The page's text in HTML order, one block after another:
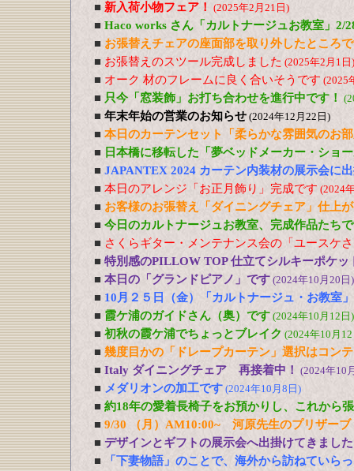
■ 新入荷小物フェア！ (2025年2月21日)
■ Haco works さん「カルトナージュお教室」2/
■ お張替えチェアの座面部を取り外したところ
■ お張替えのスツール完成しました (2025年2月1日)
■ オーク 材のフレームに良く合いそうです (2025
■ 只今「窓装飾」お打ち合わせを進行中です！
■ 年末年始の営業のお知らせ (2024年12月22日)
■ 本日のカーテンセット「柔らかな雰囲気のお
■ 日本橋に移転した「夢ベッドメーカー・ショ
■ JAPANTEX 2024 カーテン内装材の展示会に
■ 本日のアレンジ「お正月飾り」完成です (2024
■ お客様のお張替え「ダイニングチェア」仕上
■ 今日のカルトナージュお教室、完成作品たち
■ さくらギター・メンテナンス会の「ユースケ
■ 特別感のPILLOW TOP 仕立てシルキーポケッ
■ 本日の「グランドピアノ」です (2024年10月20日)
■ 10月２５日（金）「カルトナージュ・お教室
■ 霞ケ浦のガイドさん（奥）です (2024年10月12日)
■ 初秋の霞ケ浦でちょっとブレイク (2024年10月
■ 幾度目かの「ドレープカーテン」選択はコン
■ Italy ダイニングチェア 再接着中！ (2024年10
■ メダリオンの加工です (2024年10月8日)
■ 約18年の愛着長椅子をお預かりし、これから
■ 9/30 （月）AM10:00~ 河原先生のプリザー
■ デザインとギフトの展示会へ出掛けてきました
■ 「下妻物語」のことで、海外から訪ねていら